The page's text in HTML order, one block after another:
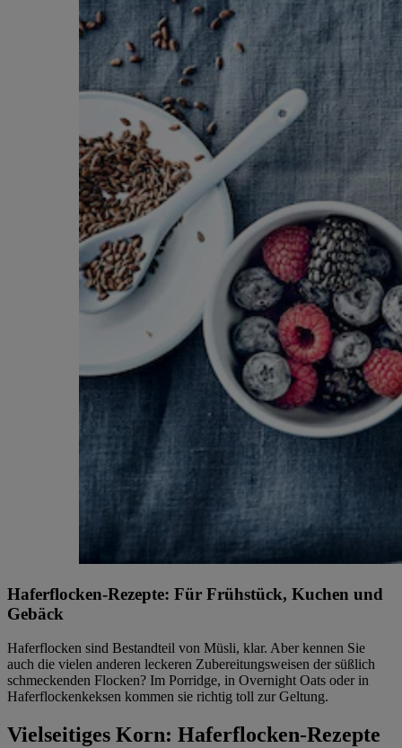
Haferflocken-Rezepte: Für Frühstück, Kuchen und
Gebäck
Haferflocken sind Bestandteil von Müsli, klar. Aber kennen Sie
auch die vielen anderen leckeren Zubereitungsweisen der süßlich
schmeckenden Flocken? Im Porridge, in Overnight Oats oder in
Haferflockenkeksen kommen sie richtig toll zur Geltung.
Vielseitiges Korn: Haferflocken-Rezepte